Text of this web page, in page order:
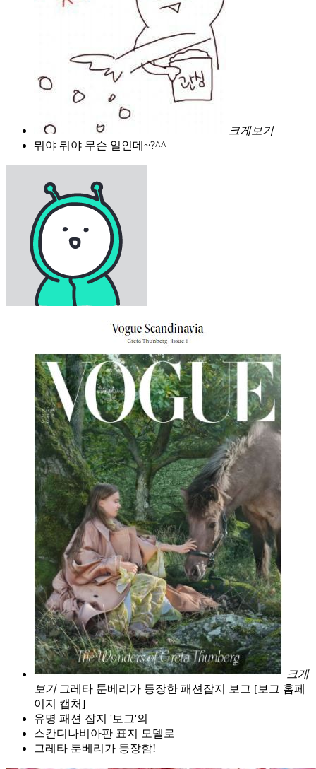
크게보기
뭐야 뭐야 무슨 일인데~?^^
크게
보기 그레타 툰베리가 등장한 패션잡지 보그 [보그 홈페
이지 캡처]
유명 패션 잡지 '보그'의
스칸디나비아판 표지 모델로
그레타 툰베리가 등장함!